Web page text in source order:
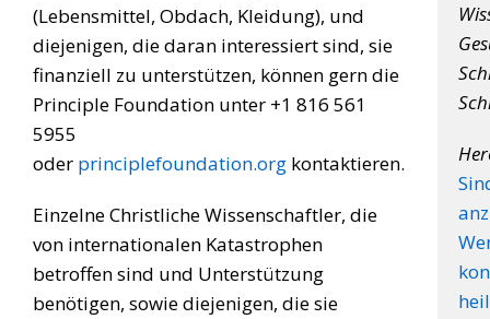
(Lebensmittel, Obdach, Kleidung), und
diejenigen, die daran interessiert sind, sie
finanziell zu unterstützen, können gern die
Principle Foundation unter +1 816 561
5955
oder principlefoundation.org kontaktieren.
Einzelne Christliche Wissenschaftler, die
von internationalen Katastrophen
betroffen sind und Unterstützung
benötigen, sowie diejenigen, die sie